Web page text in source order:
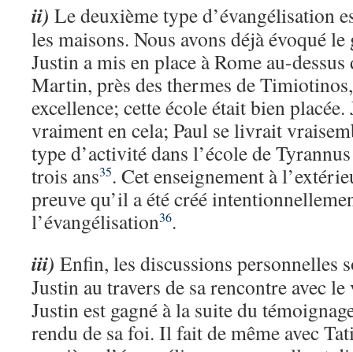
ii) Le deuxième type d’évangélisation
les maisons. Nous avons déjà évoqué le
Justin a mis en place à Rome au-
Martin, près des thermes de
excellence; cette école était bien
vraiment en cela; Paul se livrait
type d’activité dans l’école de
trois ans35. Cet enseignement à
preuve qu’il a été créé
l’évangélisation36.
iii) Enfin, les discussions personnelles
Justin au travers de sa rencontre avec
Justin est gagné à la suite du
rendu de sa foi. Il fait de même avec